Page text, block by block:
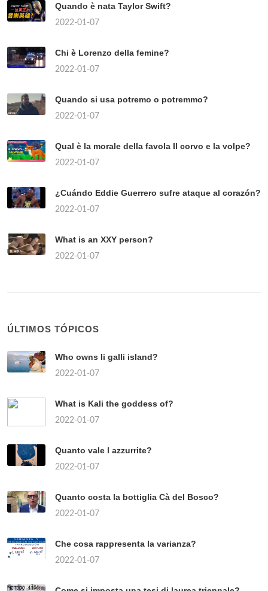
Quando è nata Taylor Swift?
2022-01-07
Chi è Lorenzo della femine?
2022-01-07
Quando si usa potremo o potremmo?
2022-01-07
Qual è la morale della favola Il corvo e la volpe?
2022-01-07
¿Cuándo Eddie Guerrero sufre ataque al corazón?
2022-01-07
What is an XXY person?
2022-01-07
ÚLTIMOS TÓPICOS
Who owns li galli island?
2022-01-07
What is Kali the goddess of?
2022-01-07
Quanto vale l azzurrite?
2022-01-07
Quanto costa la bottiglia Cà del Bosco?
2022-01-07
Che cosa rappresenta la varianza?
2022-01-07